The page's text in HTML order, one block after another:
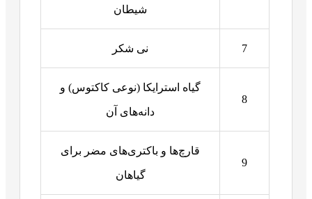
شیطان
7 نی شکر
8
گیاه استرایکا (نوعی کاکتوس) و
دانه‌های آن
9
قارچ‌ها و باکتری‌های مضر برای
گیاهان